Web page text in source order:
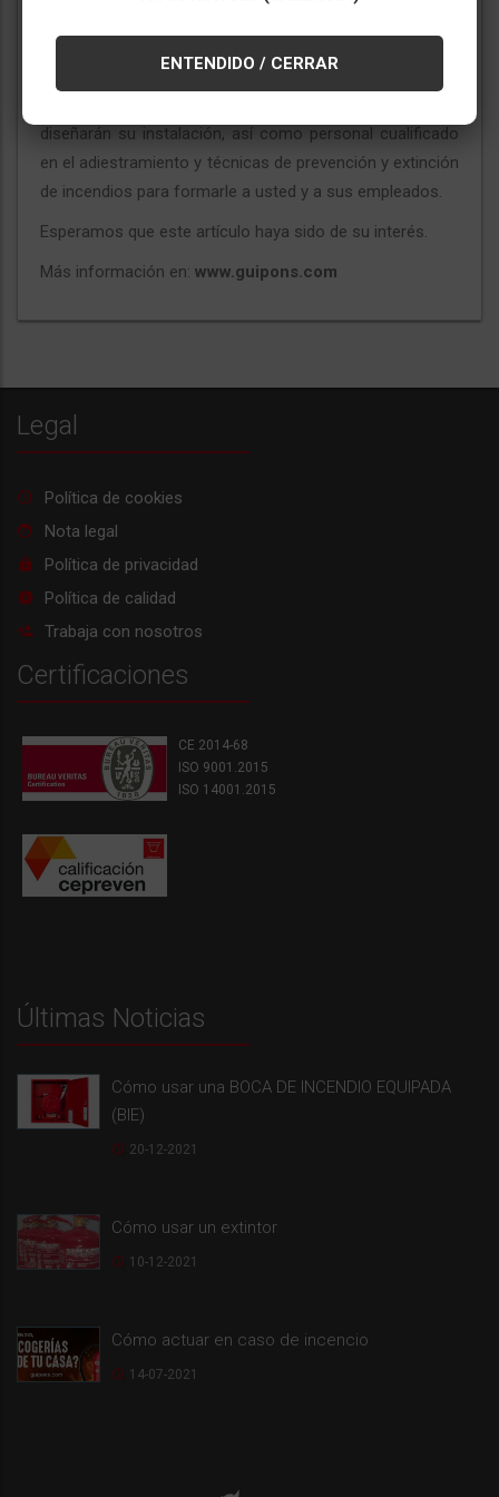
dispondrá de un equipo de profesionales dispuestos a
gestionar su servicio de asistencia técnica, y toda una
diseñarán su instalación, así como personal cualificado
en el adiestramiento y técnicas de prevención y extinción
de incendios para formarle a usted y a sus empleados.
Esperamos que este artículo haya sido de su interés.
Más información en: www.guipons.com
ENTENDIDO / CERRAR
Legal
Política de cookies
Nota legal
Política de privacidad
Política de calidad
Trabaja con nosotros
Certificaciones
CE 2014-68
ISO 9001.2015
ISO 14001.2015
Últimas Noticias
Cómo usar una BOCA DE INCENDIO EQUIPADA
(BIE)
20-12-2021
Cómo usar un extintor
10-12-2021
Cómo actuar en caso de incencio
14-07-2021